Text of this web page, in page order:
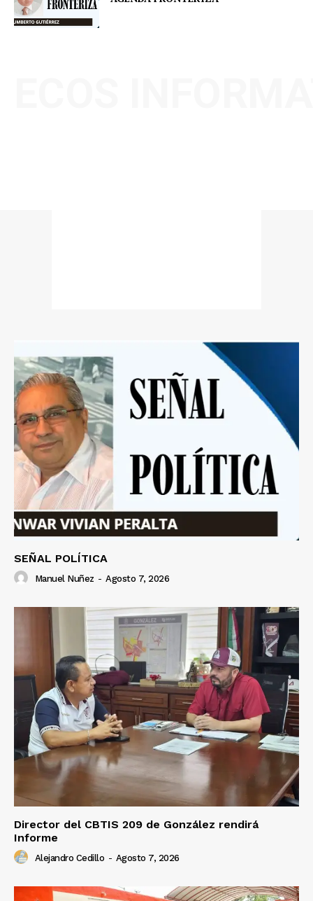
SEÑAL POLÍTICA
Manuel Nuñez - Agosto 7, 2026
Director del CBTIS 209 de González rendirá
Informe
Alejandro Cedillo - Agosto 7, 2026